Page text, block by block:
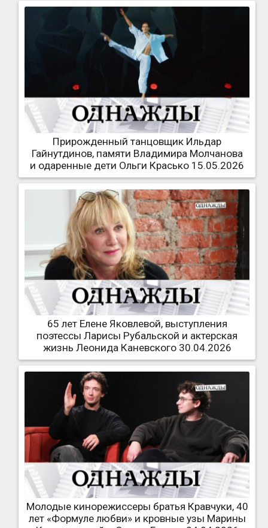
Прирожденный танцовщик Ильдар
Гайнутдинов, памяти Владимира Молчанова
и одаренные дети Ольги Красько 15.05.2026
65 лет Елене Яковлевой, выступления
поэтессы Ларисы Рубальской и актерская
жизнь Леонида Каневского 30.04.2026
Молодые кинорежиссеры братья Кравчуки, 40
лет «Формуле любви» и кровные узы Марины